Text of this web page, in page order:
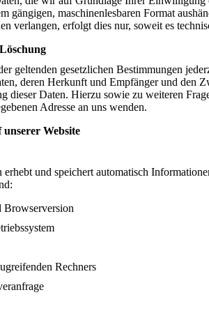
gängigen, maschinenlesbaren Format
verlangen, erfolgt dies nur, soweit es
geltenden gesetzlichen Bestimmungen
deren Herkunft und Empfänger und den
dieser Daten. Hierzu sowie zu weiteren
Adresse an uns wenden.
unserer Website
erhebt und speichert automatisch
Browserversion
Rechners